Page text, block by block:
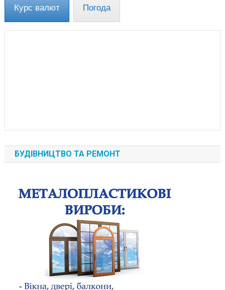
Курс валют Погода
БУДІВНИЦТВО ТА РЕМОНТ